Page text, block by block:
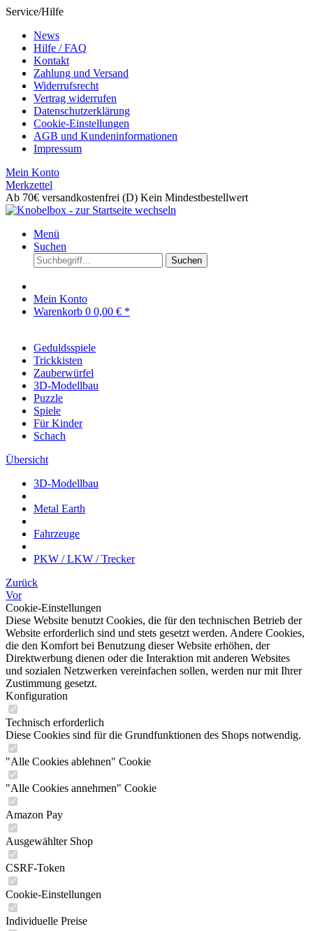
Service/Hilfe
News
Hilfe / FAQ
Kontakt
Zahlung und Versand
Widerrufsrecht
Vertrag widerrufen
Datenschutzerklärung
Cookie-Einstellungen
AGB und Kundeninformationen
Impressum
Mein Konto
Merkzettel
Ab 70€ versandkostenfrei (D) Kein Mindestbestellwert
Menü
Suchen
Suchen
Mein Konto
Warenkorb 0 0,00 € *
Geduldsspiele
Trickkisten
Zauberwürfel
3D-Modellbau
Puzzle
Spiele
Für Kinder
Schach
Übersicht
3D-Modellbau
Metal Earth
Fahrzeuge
PKW / LKW / Trecker
Zurück
Vor
Cookie-Einstellungen
Diese Website benutzt Cookies, die für den technischen Betrieb der
Website erforderlich sind und stets gesetzt werden. Andere Cookies,
die den Komfort bei Benutzung dieser Website erhöhen, der
Direktwerbung dienen oder die Interaktion mit anderen Websites
und sozialen Netzwerken vereinfachen sollen, werden nur mit Ihrer
Zustimmung gesetzt.
Konfiguration
Technisch erforderlich
Diese Cookies sind für die Grundfunktionen des Shops notwendig.
"Alle Cookies ablehnen" Cookie
"Alle Cookies annehmen" Cookie
Amazon Pay
Ausgewählter Shop
CSRF-Token
Cookie-Einstellungen
Individuelle Preise